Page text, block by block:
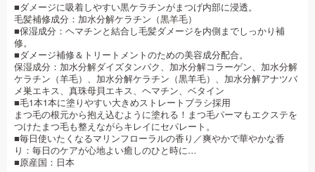
■ダメージに吸着しやすい黒ケラチンがまつげ内部に浸透。
毛髪補修成分：加水分解ケラチン（黒羊毛）
■保湿成分：ヘマチンと結合し毛髪ダメージを内側までしっかり補
修。
■ダメージ補修＆トリートメントのための美容成分配合。
保湿成分：加水分解ダイズタンパク、加水分解コラーゲン、加水分解
ケラチン（羊毛）、加水分解ケラチン（黒羊毛）、加水分解アナツバ
メ巣エキス、真珠母貝エキス、ヘマチン、ベタイン
■毛1本1本に塗りやすい大きめストレートブラシ採用
まつ毛の根元から抱え込むように塗れる！まつ毛パーマもエクステを
つけたまつ毛も整えながらキレイにセパレート。
■毎日使いたくなるマリンフローラルの香り／爽やかで華やかな香
り：毎日のケアが心地よい癒しのひと時に…
■原産国：日本